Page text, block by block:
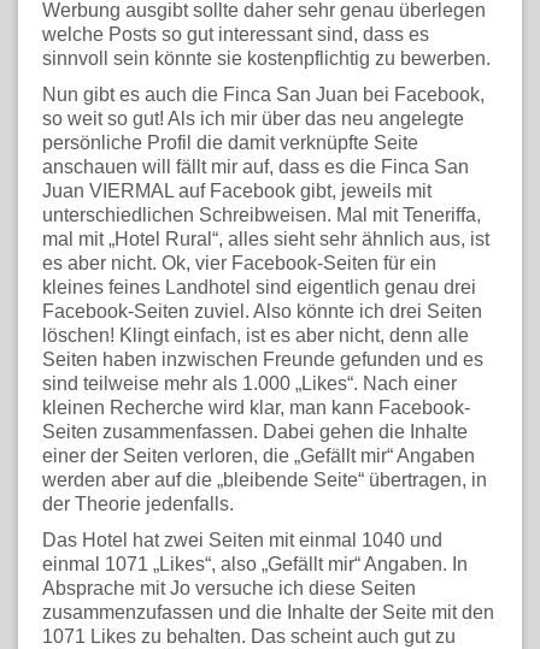
Werbung ausgibt sollte daher sehr genau überlegen
welche Posts so gut interessant sind, dass es
sinnvoll sein könnte sie kostenpflichtig zu bewerben.
Nun gibt es auch die Finca San Juan bei Facebook,
so weit so gut! Als ich mir über das neu angelegte
persönliche Profil die damit verknüpfte Seite
anschauen will fällt mir auf, dass es die Finca San
Juan VIERMAL auf Facebook gibt, jeweils mit
unterschiedlichen Schreibweisen. Mal mit Teneriffa,
mal mit „Hotel Rural“, alles sieht sehr ähnlich aus, ist
es aber nicht. Ok, vier Facebook-Seiten für ein
kleines feines Landhotel sind eigentlich genau drei
Facebook-Seiten zuviel. Also könnte ich drei Seiten
löschen! Klingt einfach, ist es aber nicht, denn alle
Seiten haben inzwischen Freunde gefunden und es
sind teilweise mehr als 1.000 „Likes“. Nach einer
kleinen Recherche wird klar, man kann Facebook-
Seiten zusammenfassen. Dabei gehen die Inhalte
einer der Seiten verloren, die „Gefällt mir“ Angaben
werden aber auf die „bleibende Seite“ übertragen, in
der Theorie jedenfalls.
Das Hotel hat zwei Seiten mit einmal 1040 und
einmal 1071 „Likes“, also „Gefällt mir“ Angaben. In
Absprache mit Jo versuche ich diese Seiten
zusammenzufassen und die Inhalte der Seite mit den
1071 Likes zu behalten. Das scheint auch gut zu